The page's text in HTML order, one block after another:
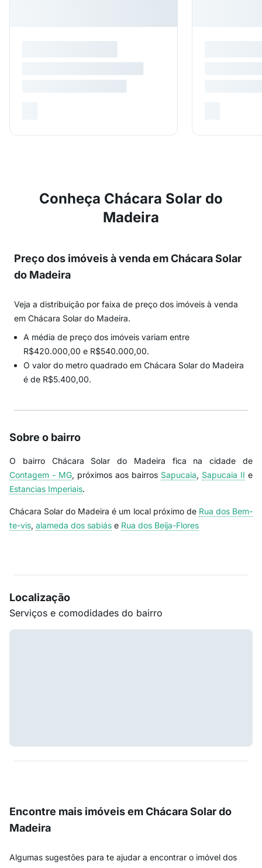
Conheça Chácara Solar do
Madeira
Preço dos imóveis à venda em Chácara Solar
do Madeira
Veja a distribuição por faixa de preço dos imóveis à venda
em Chácara Solar do Madeira.
A média de preço dos imóveis variam entre
R$420.000,00 e R$540.000,00.
O valor do metro quadrado em Chácara Solar do Madeira
é de R$5.400,00.
Sobre o bairro
O bairro Chácara Solar do Madeira fica na cidade de
Contagem - MG, próximos aos bairros Sapucaia, Sapucaia II e
Estancias Imperiais.
Chácara Solar do Madeira é um local próximo de Rua dos Bem-
te-vis, alameda dos sabiás e Rua dos Beija-Flores
Localização
Serviços e comodidades do bairro
Encontre mais imóveis em Chácara Solar do
Madeira
Algumas sugestões para te ajudar a encontrar o imóvel dos